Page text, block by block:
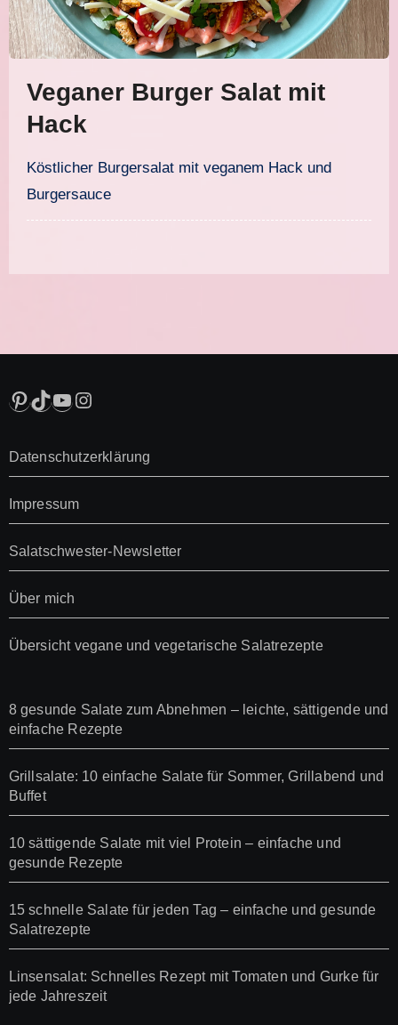
Veganer Burger Salat mit
Hack
Köstlicher Burgersalat mit veganem Hack und
Burgersauce
Pinterest
TikTok
YouTube
Instagram
Datenschutzerklärung
Impressum
Salatschwester-Newsletter
Über mich
Übersicht vegane und vegetarische Salatrezepte
8 gesunde Salate zum Abnehmen – leichte, sättigende und
einfache Rezepte
Grillsalate: 10 einfache Salate für Sommer, Grillabend und
Buffet
10 sättigende Salate mit viel Protein – einfache und
gesunde Rezepte
15 schnelle Salate für jeden Tag – einfache und gesunde
Salatrezepte
Linsensalat: Schnelles Rezept mit Tomaten und Gurke für
jede Jahreszeit